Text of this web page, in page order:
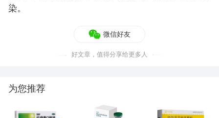
染。
微信好友
好文章，值得分享给更多人
为您推荐